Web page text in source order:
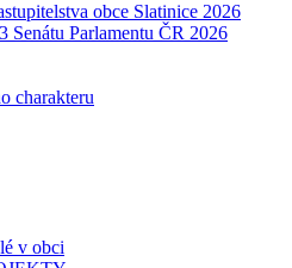
obce Slatinice 2026
Senátu Parlamentu ČR 2026
charakteru
v obci